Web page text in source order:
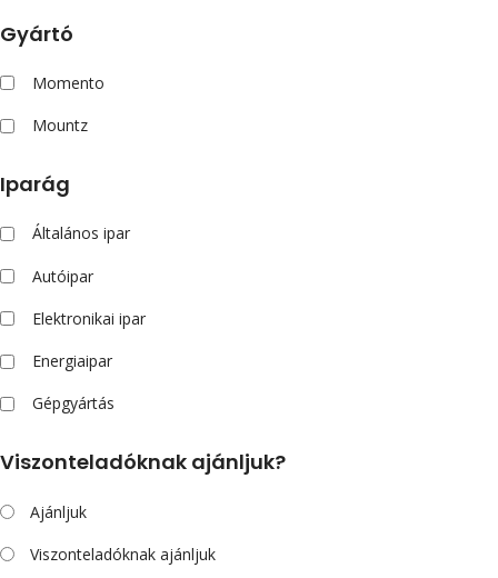
Gyártó
Momento
Mountz
Iparág
Általános ipar
Autóipar
Elektronikai ipar
Energiaipar
Gépgyártás
Viszonteladóknak ajánljuk?
Ajánljuk
Viszonteladóknak ajánljuk